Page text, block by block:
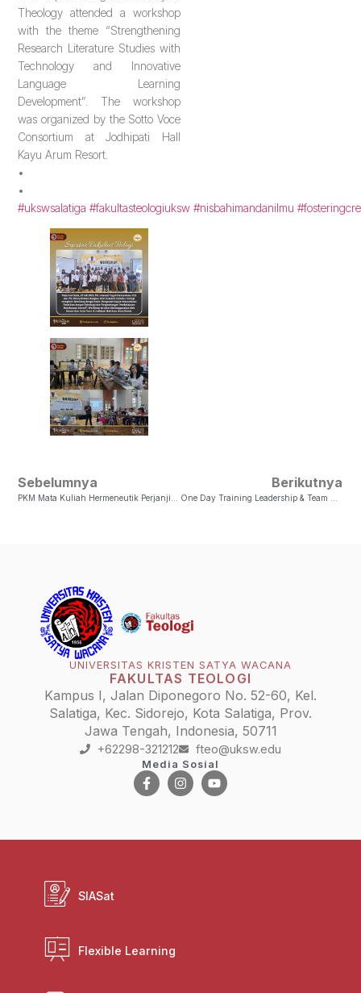
Theology attended a workshop
with the theme “Strengthening
Research Literature Studies with
Technology and Innovative
Language Learning
Development”. The workshop
was organized by the Sotto Voce
Consortium at Jodhipati Hall
Kayu Arum Resort.
•
•
#ukswsalatiga #fakultasteologiuksw #nisbahimandanilmu
Sebelumnya Berikutnya
UNIVERSITAS KRISTEN SATYA WACANA
FAKULTAS TEOLOGI
Kampus I, Jalan Diponegoro No. 52-60, Kel.
Salatiga, Kec. Sidorejo, Kota Salatiga, Prov.
Jawa Tengah, Indonesia, 50711
+62298-321212 fteo@uksw.edu
Media Sosial
SIASat
Flexible Learning